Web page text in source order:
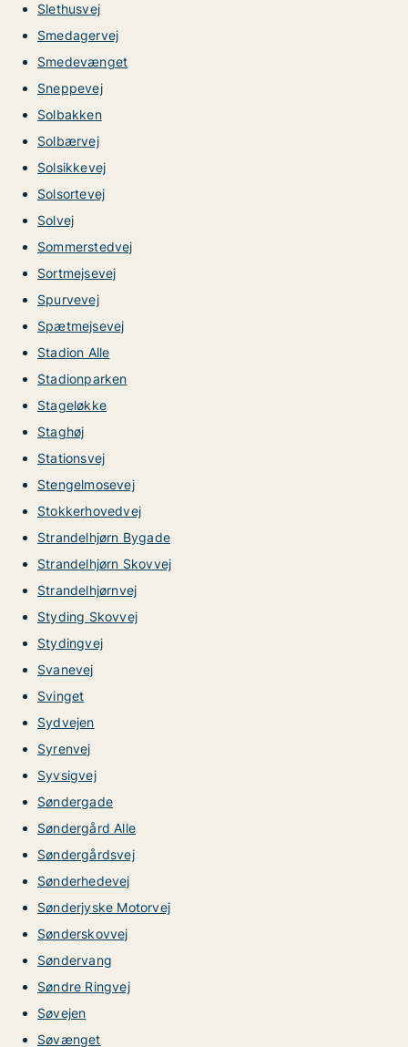
Slethusvej
Smedagervej
Smedevænget
Sneppevej
Solbakken
Solbærvej
Solsikkevej
Solsortevej
Solvej
Sommerstedvej
Sortmejsevej
Spurvevej
Spætmejsevej
Stadion Alle
Stadionparken
Stageløkke
Staghøj
Stationsvej
Stengelmosevej
Stokkerhovedvej
Strandelhjørn Bygade
Strandelhjørn Skovvej
Strandelhjørnvej
Styding Skovvej
Stydingvej
Svanevej
Svinget
Sydvejen
Syrenvej
Syvsigvej
Søndergade
Søndergård Alle
Søndergårdsvej
Sønderhedevej
Sønderjyske Motorvej
Sønderskovvej
Søndervang
Søndre Ringvej
Søvejen
Søvænget